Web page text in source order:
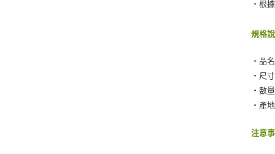
‧根
規格
‧品
‧尺
‧數
‧產
注意